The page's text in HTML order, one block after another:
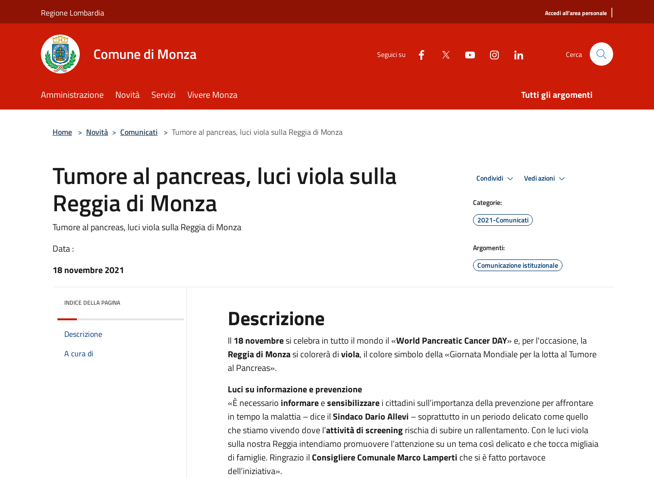
Regione Lombardia Accedi all'area personale |
Comune di Monza Seguici su Cerca
Amministrazione Novità Servizi Vivere Monza Tutti gli argomenti
Home > Novità > Comunicati > Tumore al pancreas, luci viola sulla Reggia di Monza
Tumore al pancreas, luci viola sulla
Reggia di Monza
Tumore al pancreas, luci viola sulla Reggia di Monza
Data :
18 novembre 2021
Condividi Vedi azioni
Categorie:
2021-Comunicati
Argomenti:
Comunicazione istituzionale
INDICE DELLA PAGINA
Descrizione
A cura di
Descrizione
Il 18 novembresi celebra in tutto il mondo il «World Pancreatic Cancer DAY» e, per l'occasione, la
Reggia di Monzasi colorerà diviola, il colore simbolo della «Giornata Mondiale per la lotta al Tumore
al Pancreas».
Luci su informazione e prevenzione
«È necessario informareesensibilizzarei cittadini sull’importanza della prevenzione per affrontare
in tempo la malattia – dice ilSindaco Dario Allevi – soprattutto in un periodo delicato come quello
che stiamo vivendo dove l’attività di screeningrischia di subire un rallentamento. Con le luci viola
sulla nostra Reggia intendiamo promuovere l’attenzione su un tema così delicato e che tocca migliaia
di famiglie. Ringrazio ilConsigliere ComunaleMarco Lamperti che si è fatto portavoce
dell’iniziativa».